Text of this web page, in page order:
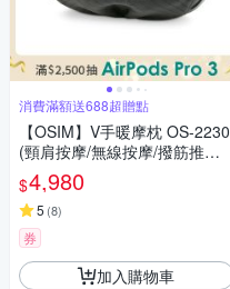
消費滿額送688超贈點
【OSIM】V手暖摩枕 OS-2230
(頸肩按摩/無線按摩/撥筋推揉/
溫熱紓緩)
$4,980
5 (8)
券
加入購物車